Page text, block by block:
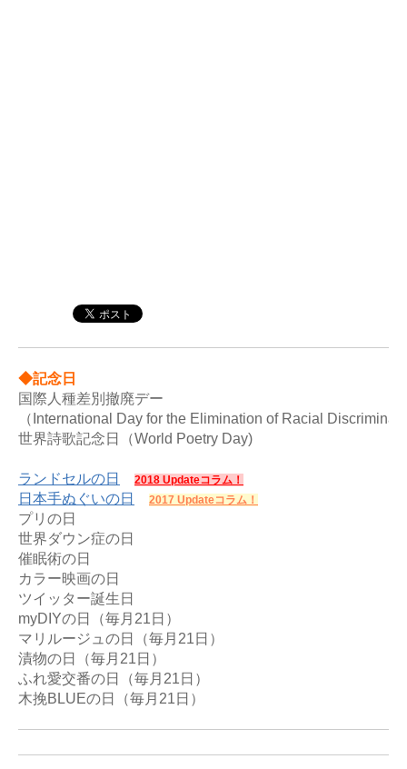
◆記念日
国際人種差別撤廃デー
（International Day for the Elimination of Racial
世界詩歌記念日（World Poetry Day)
ランドセルの日 2018 Updateコラム！
日本手ぬぐいの日 2017 Updateコラム！
プリの日
世界ダウン症の日
催眠術の日
カラー映画の日
ツイッター誕生日
myDIYの日（毎月21日）
マリルージュの日（毎月21日）
漬物の日（毎月21日）
ふれ愛交番の日（毎月21日）